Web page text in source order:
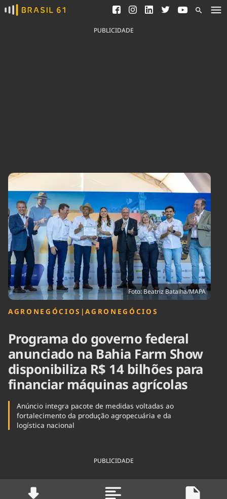
Ver todas as notícias
Saneamento
Indicadores
Agronegócios
Brasil
Brasil Mineral
Ciência &
Tecnologia
Cinema
Comportamento
Cultura
Economia
Educação
Infraestrutura
Internacional
Meio Ambiente
Podcast
Política
Saúde
Tempo
PUBLICIDADE
Foto: Beatriz Batalha/MAPA
AGRONEGÓCIOS |AGRONEGÓCIOS
Programa do governo federal
anunciado na Bahia Farm Show
disponibiliza R$ 14 bilhões para
financiar máquinas agrícolas
Anúncio integra pacote de medidas voltadas ao
fortalecimento da produção agropecuária e da
logística nacional
PUBLICIDADE